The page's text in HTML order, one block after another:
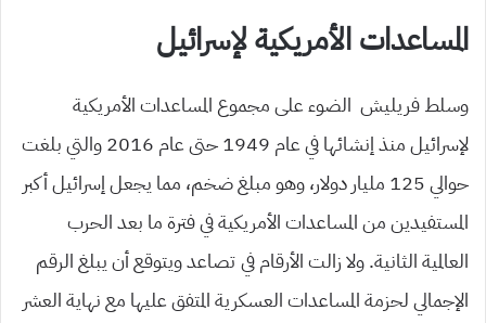
المساعدات الأمريكية لإسرائيل
وسلط فريليش الضوء على مجموع المساعدات الأمريكية
لإسرائيل منذ إنشائها في عام 1949 حتى عام 2016 والتي بلغت
حوالي 125 مليار دولار، وهو مبلغ ضخم، مما يجعل إسرائيل أكبر
المستفيدين من المساعدات الأمريكية في فترة ما بعد الحرب
العالمية الثانية. ولا زالت الأرقام في تصاعد ويتوقع أن يبلغ الرقم
الإجمالي لحزمة المساعدات العسكرية المتفق عليها مع نهاية العشر